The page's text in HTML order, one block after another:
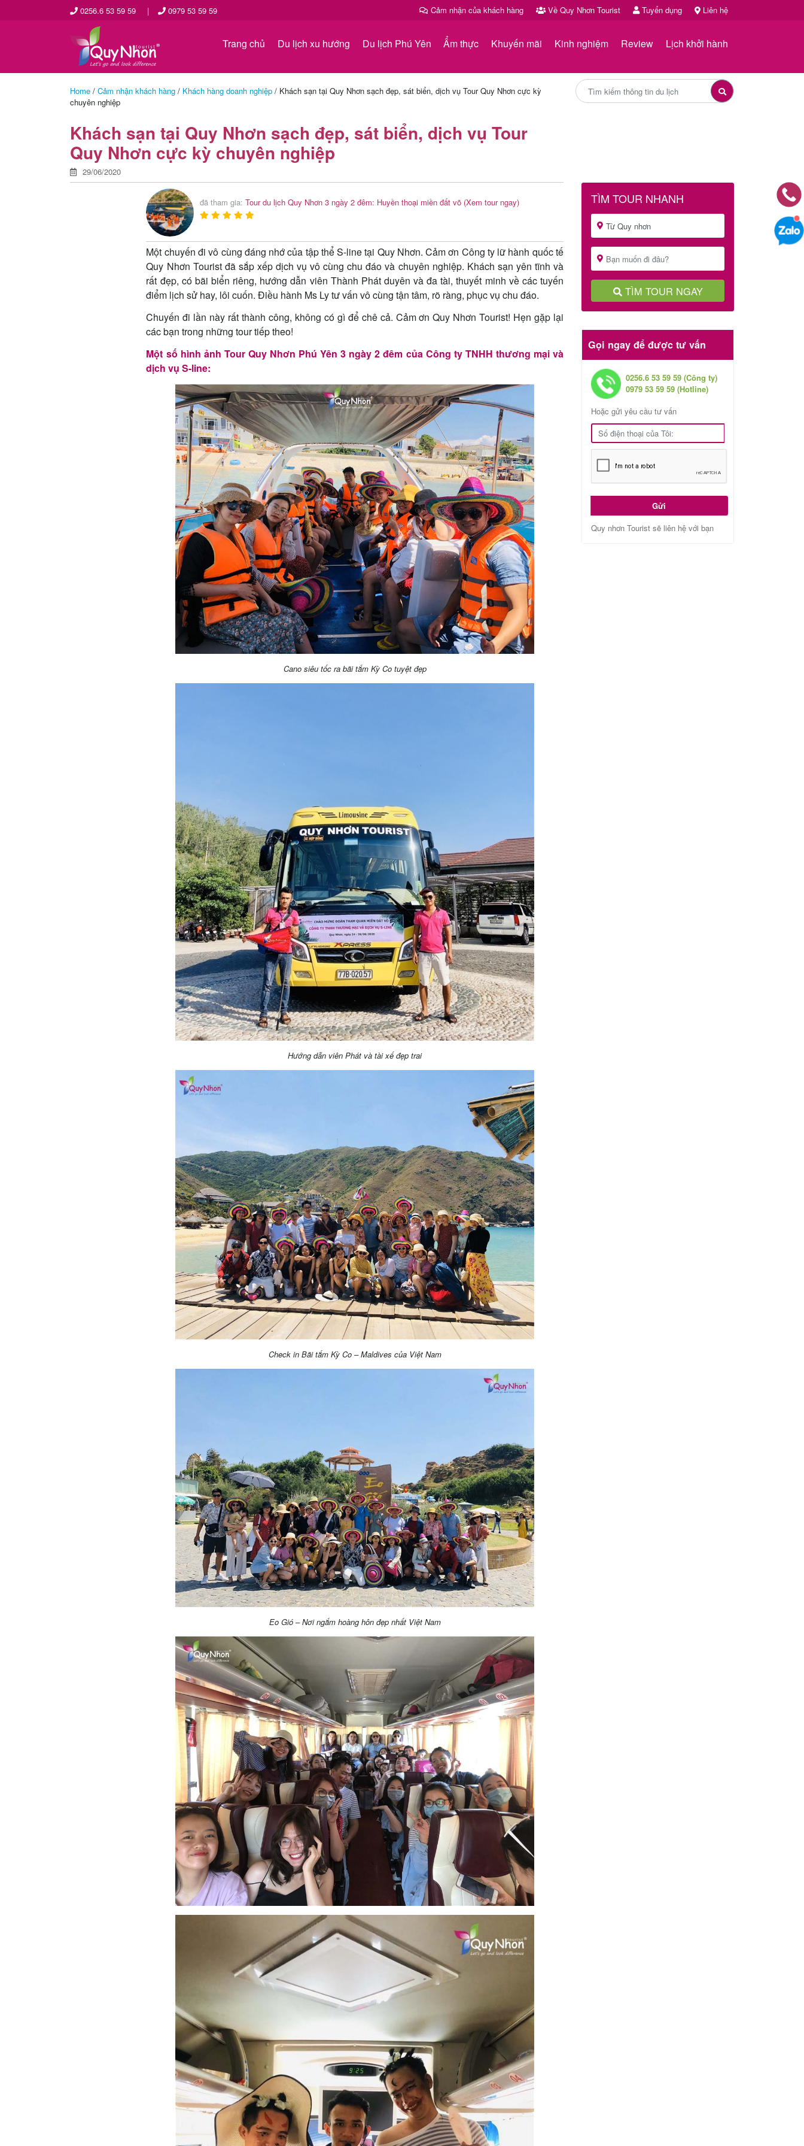
0256.6 53 59 59 | 0979 53 59 59 Cảm nhận của khách hàng Về Quy Nhơn Tourist Tuyển dụng Liên hệ
Trang chủ Du lịch xu hướng Du lịch Phú Yên Ẩm thực Khuyến mãi Kinh nghiệm Review Lịch khởi hành
Home / Cảm nhận khách hàng / Khách hàng doanh nghiệp / Khách sạn tại Quy Nhơn sạch đẹp, sát biển, dịch vụ Tour Quy Nhơn cực kỳ
chuyên nghiệp
Khách sạn tại Quy Nhơn sạch đẹp, sát biển, dịch vụ Tour
Quy Nhơn cực kỳ chuyên nghiệp
29/06/2020
đã tham gia:Tour du lịch Quy Nhơn 3 ngày 2 đêm: Huyền thoại miền đất võ (Xem tour ngay)
Một chuyến đi vô cùng đáng nhớ của tập thể S-line tại Quy Nhơn. Cảm ơn Công ty lữ hành quốc tế
Quy Nhơn Tourist đã sắp xếp dịch vụ vô cùng chu đáo và chuyên nghiệp. Khách sạn yên tĩnh và
rất đẹp, có bãi biển riêng, hướng dẫn viên Thành Phát duyên và đa tài, thuyết minh về các tuyến
điểm lịch sử hay, lôi cuốn. Điều hành Ms Ly tư vấn vô cùng tận tâm, rõ ràng, phục vụ chu đáo.
Chuyến đi lần này rất thành công, không có gì để chê cả. Cảm ơn Quy Nhơn Tourist! Hẹn gặp lại
các bạn trong những tour tiếp theo!
Một số hình ảnh Tour Quy Nhơn Phú Yên 3 ngày 2 đêm của Công ty TNHH thương mại và
dịch vụ S-line:
Cano siêu tốc ra bãi tắm Kỳ Co tuyệt đẹp
Hướng dẫn viên Phát và tài xế đẹp trai
Check in Bãi tắm Kỳ Co – Maldives của Việt Nam
Eo Gió – Nơi ngắm hoàng hôn đẹp nhất Việt Nam
TÌM TOUR NHANH
TÌM TOUR NGAY
Gọi ngay để được tư vấn
0256.6 53 59 59 (Công ty)
0979 53 59 59 (Hotline)
Hoặc gửi yêu cầu tư vấn
Gửi
Quy nhơn Tourist sẽ liên hệ với bạn